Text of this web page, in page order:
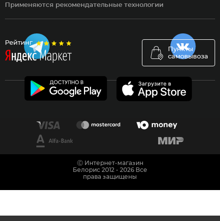
Рейтинг
Пункты
самовывоза
Применяются рекомендательные технологии
Ⓒ Интернет-магазин
Белорис 2012 - 2026 Все
права защищены